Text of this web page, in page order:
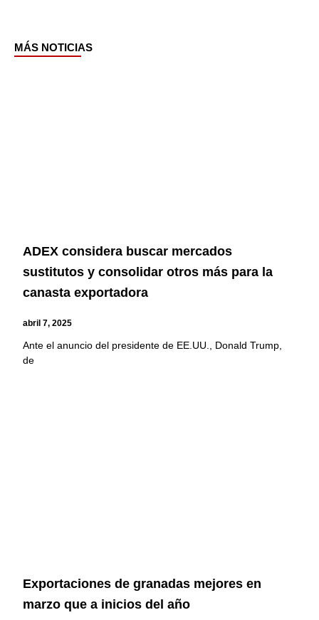
MÁS NOTICIAS
ADEX considera buscar mercados
sustitutos y consolidar otros más para la
canasta exportadora
abril 7, 2025
Ante el anuncio del presidente de EE.UU., Donald Trump,
de
Exportaciones de granadas mejores en
marzo que a inicios del año